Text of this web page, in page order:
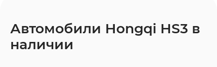
Автомобили Hongqi HS3 в
наличии